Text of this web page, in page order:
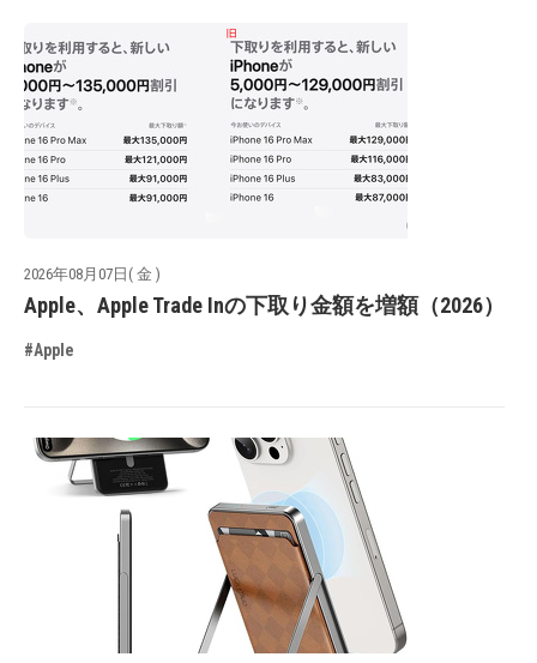
2026年08月07日( 金 )
Apple、Apple Trade Inの下取り金額を増額（2026）
#Apple